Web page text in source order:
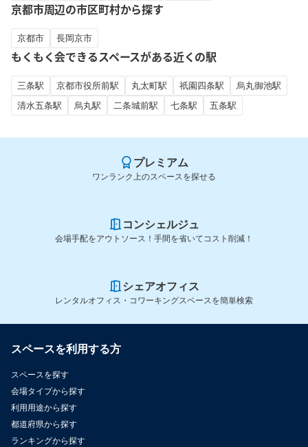
京都市周辺の市区町村から探す
京都市 長岡京市
もくもく会できるスペースがある近くの駅
三条駅 京都市役所前駅 丸太町駅 祇園四条駅
烏丸御池駅
清水五条駅
烏丸駅 二条城前駅 七条駅 五条駅
プレミアム
ワンランク上のスペースを探せる
コンシェルジュ
会場手配をアウトソース！手間を省いてコスト削減！
シェアオフィス
レンタルオフィス・コワーキングスペースを簡単検索
スペースを利用する方
スペースを探す
会場タイプから探す
利用用途から探す
都道府県から探す
ランキングから探す